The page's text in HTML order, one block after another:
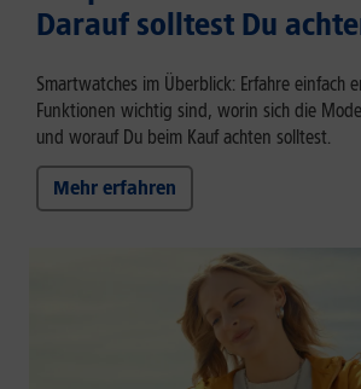
Darauf solltest Du
Smartwatches im Überblick: Erfahre einfach
Funktionen wichtig sind, worin sich die
und worauf Du beim Kauf achten solltest.
Mehr erfahren